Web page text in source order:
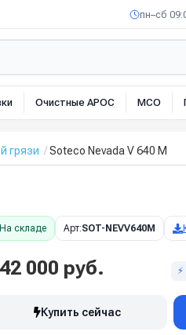
пн–сб
Очистные АРОС МСО
грязи Soteco Nevada V 640 M
На складе Арт:SOT-NEVV640M
000 руб.
Купить сейчас